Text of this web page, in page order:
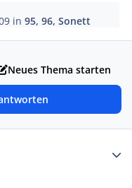
in95, 96, Sonett
Neues Thema starten